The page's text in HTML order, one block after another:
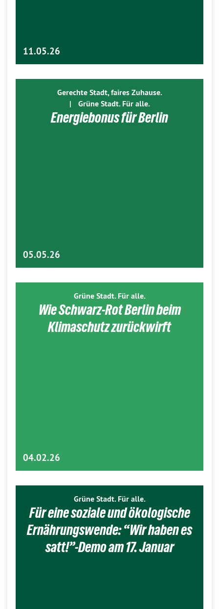
11.05.26
Gerechte Stadt, faires Zuhause.
|
Grüne Stadt. Für alle.
Energiebonus für Berlin
05.05.26
Grüne Stadt. Für alle.
Wie Schwarz-Rot Berlin beim
Klimaschutz zurückwirft
04.02.26
Grüne Stadt. Für alle.
Für eine soziale und ökologische
Ernährungswende: “Wir haben es
satt!”-Demo am 17. Januar